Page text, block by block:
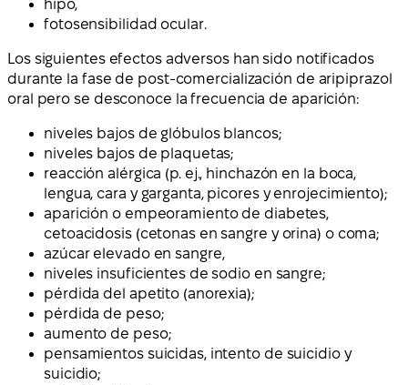
hipo,
fotosensibilidad ocular.
Los siguientes efectos adversos han sido notificados
durante la fase de post-comercialización de aripiprazol
oral pero se desconoce la frecuencia de aparición:
niveles bajos de glóbulos blancos;
niveles bajos de plaquetas;
reacción alérgica (p. ej., hinchazón en la boca,
lengua, cara y garganta, picores y enrojecimiento);
aparición o empeoramiento de diabetes,
cetoacidosis (cetonas en sangre y orina) o coma;
azúcar elevado en sangre,
niveles insuficientes de sodio en sangre;
pérdida del apetito (anorexia);
pérdida de peso;
aumento de peso;
pensamientos suicidas, intento de suicidio y
suicidio;